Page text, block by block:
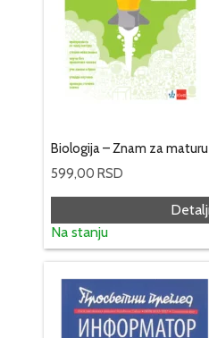
Biologija – Znam za
599,00 RSD
Na stanju